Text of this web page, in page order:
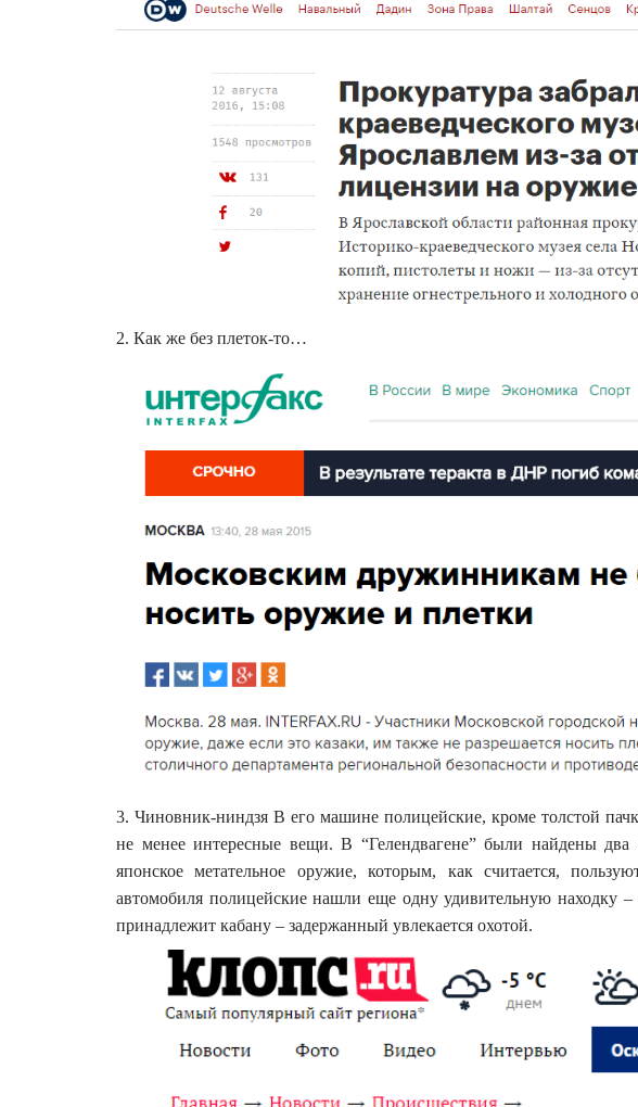
2. Как же без плеток-то…
3. Чиновник-ниндзя В его машине полицейские, кроме толстой
не менее интересные вещи. В “Гелендвагене” были найдены
японское метательное оружие, которым, как считается,
автомобиля полицейские нашли еще одну удивительную находку
принадлежит кабану – задержанный увлекается охотой.